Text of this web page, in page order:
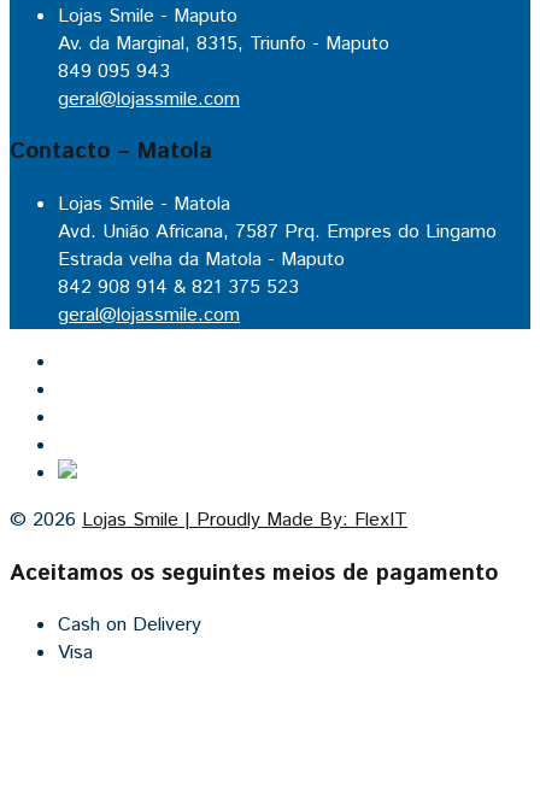
Lojas Smile - Maputo
Av. da Marginal, 8315, Triunfo - Maputo
849 095 943
geral@lojassmile.com
Contacto – Matola
Lojas Smile - Matola
Avd. União Africana, 7587 Prq. Empres do Lingamo
Estrada velha da Matola - Maputo
842 908 914 & 821 375 523
geral@lojassmile.com
© 2026 Lojas Smile | Proudly Made By: FlexIT
Aceitamos os seguintes meios de pagamento
Cash on Delivery
Visa